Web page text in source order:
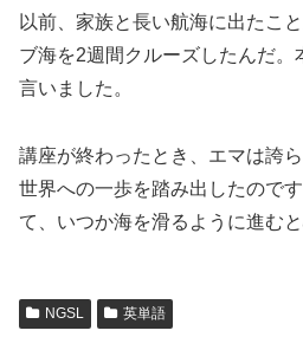
以前、家族と長い航海に出たこ
ブ海を2週間クルーズしたんだ。
言いました。
講座が終わったとき、エマは誇
世界への一歩を踏み出したので
て、いつか海を滑るように進む
NGSL 英単語